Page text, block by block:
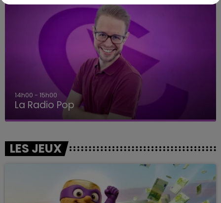
14h00 - 15h00
La Radio Pop
LES JEUX